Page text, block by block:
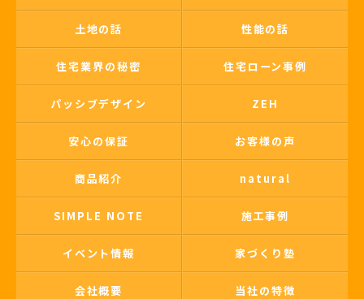
土地の話 性能の話
住宅業界の秘密 住宅ローン事例
パッシブデザイン ZEH
安心の保証 お客様の声
商品紹介 natural
SIMPLE NOTE 施工事例
イベント情報 家づくり塾
会社概要 当社の特徴